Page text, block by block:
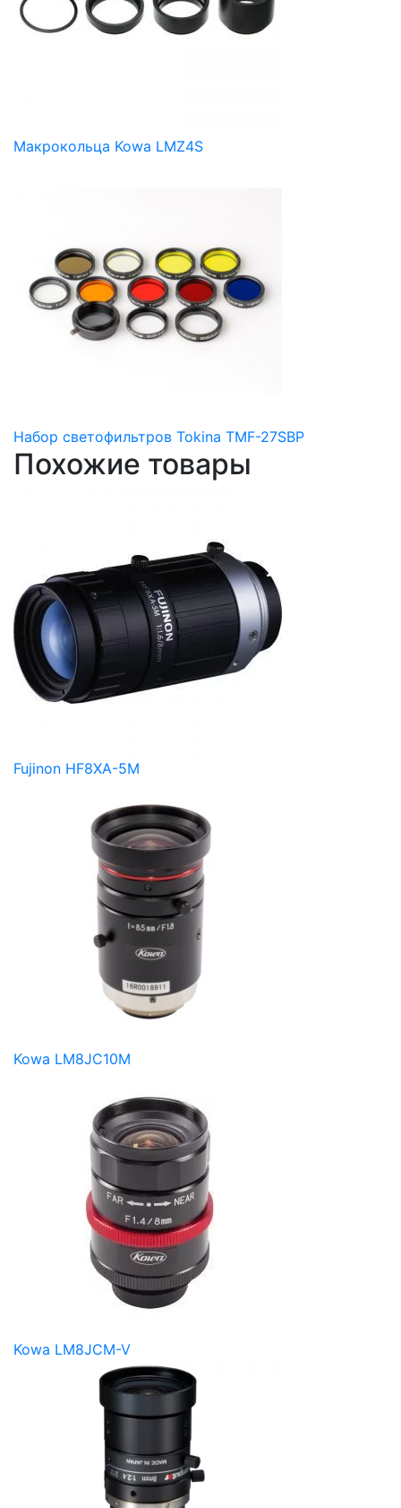
Макрокольца Kowa LMZ4S
Набор светофильтров Tokina TMF-27SBP
Похожие товары
Fujinon HF8XA-5M
Kowa LM8JC10M
Kowa LM8JCM-V